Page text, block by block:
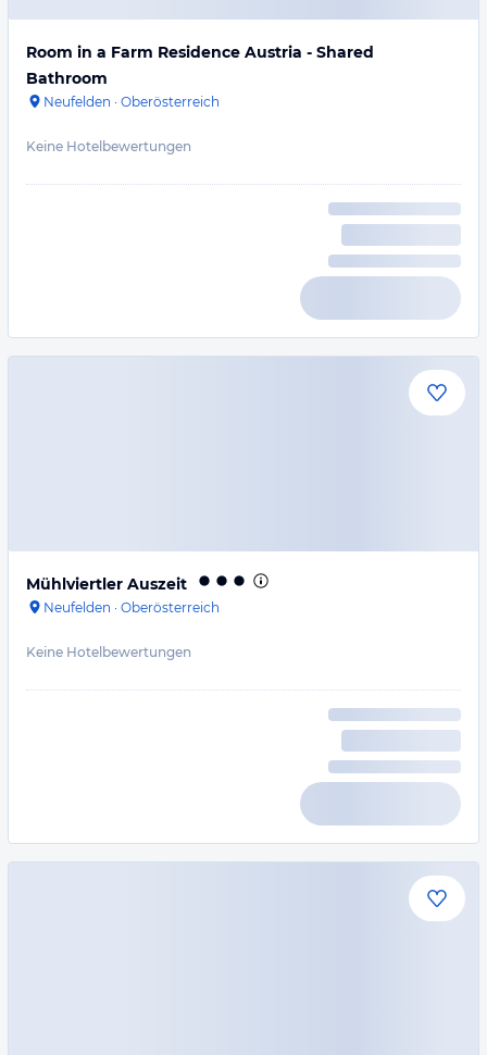
Room in a Farm Residence Austria - Shared
Bathroom
Neufelden · Oberösterreich
Keine Hotelbewertungen
Mühlviertler Auszeit
Neufelden · Oberösterreich
Keine Hotelbewertungen